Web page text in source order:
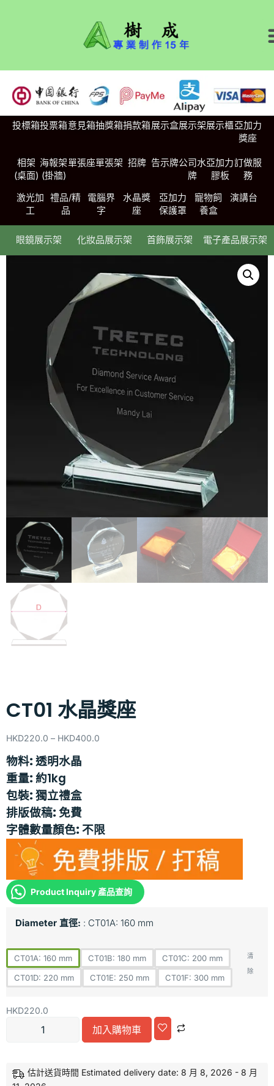
投標箱投票箱意見箱抽獎箱捐款箱展示盒展示架展示櫃亞加力
獎座
相架
(桌面)
海報架
(掛牆)
單張座單張架 招牌 告示牌公司水
牌
亞加力
膠板
訂做服
務
激光加
工
禮品/精
品
電腦界
字
水晶獎
座
亞加力
保護罩
寵物飼
養盒
演講台
眼鏡展示架 化妝品展示架 首飾展示架 電子產品展示架
CT01 水晶獎座
HKD220.0 – HKD400.0
物料:透明水晶
重量:約1kg
包裝:獨立禮盒
排版做稿:免費
字體數量顏色:不限
Product Inquiry 產品查詢
Diameter 直徑: CT01A: 160 mm
CT01A: 160 mm CT01B: 180 mm
CT01C: 200 mm
CT01D: 220 mm
CT01E: 250 mm CT01F: 300 mm
清
除
HKD220.0
加入購物車
估計送貨時間 Estimated delivery date: 8 月 8, 2026 - 8 月